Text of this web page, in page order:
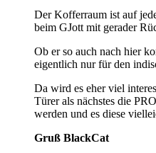
Der Kofferraum ist auf
beim GJott mit gerader
Ob er so auch nach hier
eigentlich nur für den
Da wird es eher viel
Türer als nächstes die
werden und es diese
Gruß BlackCat